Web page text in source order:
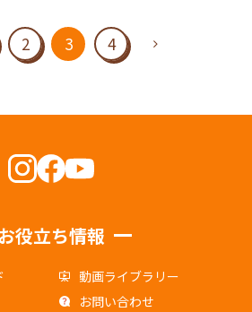
2 3 4
役立ち情報
動画ライブラリー
お問い合わせ